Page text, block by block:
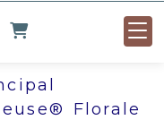
Florale